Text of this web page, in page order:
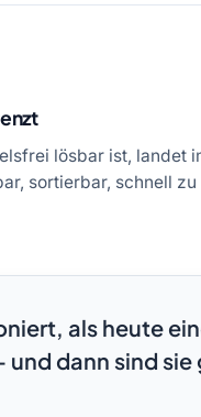
lösbar ist, landet
sortierbar, schnell zu
als heute
dann sind sie